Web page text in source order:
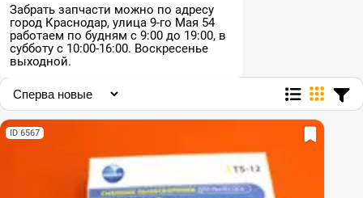
Забрать запчасти можно по адресу
город Краснодар, улица 9-го Мая 54
работаем по будням с 9:00 до 19:00, в
субботу с 10:00-16:00. Воскресенье
выходной.
ID 6567